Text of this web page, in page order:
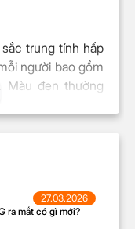
thị kép
Motion)
học (OIS)
thuật số
trung tính hấp
người bao gồm
Màu đen thường
thay đổi, sự phát
thể hiện sự
ứng mọi nhu cầu
27.03.2026
ra mắt có gì mới?